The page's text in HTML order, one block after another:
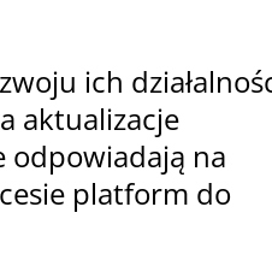
ich
aktualizacje
odpowiadają na
platform do